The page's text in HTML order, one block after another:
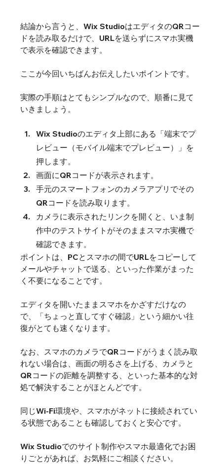
結論から言うと、Wix StudioはエディタのQRコー
ドを読み取るだけで、URLを送らずにスマホ実機
で表示を確認できます。
ここが今回いちばんお伝えしたいポイントです。
実際の手順はとてもシンプルなので、順番に見て
いきましょう。
Wix Studioのエディタ上部にある「端末でプ
レビュー（モバイル端末でプレビュー）」を
押します。
画面にQRコードが表示されます。
手元のスマートフォンのカメラアプリでその
QRコードを読み取ります。
カメラに表示されたリンクを開くと、いま制
作中のテストサイトがそのままスマホ実機で
確認できます。
ポイントは、PCとスマホの間でURLをコピーして
メールやチャットで送る、といった作業がまった
く不要になることです。
エディタを開いたままスマホをかざすだけなの
で、「ちょっと直してすぐ確認」という細かい往
復がとても速くなります。
なお、スマホのカメラでQRコードがうまく読み取
れない場合は、画面の明るさを上げる、カメラと
QRコードの距離を調整する、といった基本的な対
処で解決することがほとんどです。
同じWi-Fi環境や、スマホがネットに接続されてい
る状態であることも確認しておくと安心です。
Wix Studioでのサイト制作やスマホ最適化でお困
りごとがあれば、お気軽にご相談ください。